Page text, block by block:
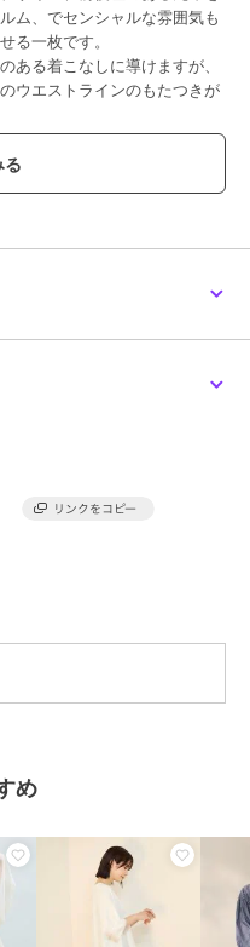
ム、でセンシャルな雰囲気も
る一枚です。
ある着こなしに導けますが、
ウエストラインのもたつきが
アイロン仕上げができる。
弱いドライクリーニングがで
作 大人コーデ 2026春夏
ステル 無地 長袖 オフィス
タヌーンティー
め